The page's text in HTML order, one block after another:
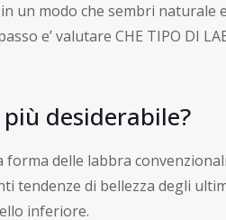
un modo che sembri
e’ valutare CHE TIPO DI
desiderabile?
forma delle labbra
tendenze di bellezza degli
inferiore.